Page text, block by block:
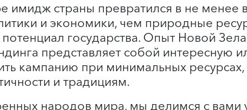
имидж страны превратился в не менее
и экономики, чем природные
потенциал государства. Опыт Новой
представляет собой интересную
кампанию при минимальных
и традициям.
народов мира, мы делимся с вами